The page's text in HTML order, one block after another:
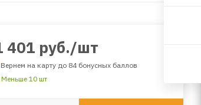
401 руб./шт
Вернем на карту до 84 бонусных баллов
Меньше 10 шт